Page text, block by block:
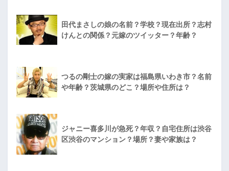
田代まさしの娘の名前？学校？現在出所？志村
けんとの関係？元嫁のツイッター？年齢？
つるの剛士の嫁の実家は福島県いわき市？名前
や年齢？茨城県のどこ？場所や住所は？
ジャニー喜多川が急死？年収？自宅住所は渋谷
区渋谷のマンション？場所？妻や家族は？